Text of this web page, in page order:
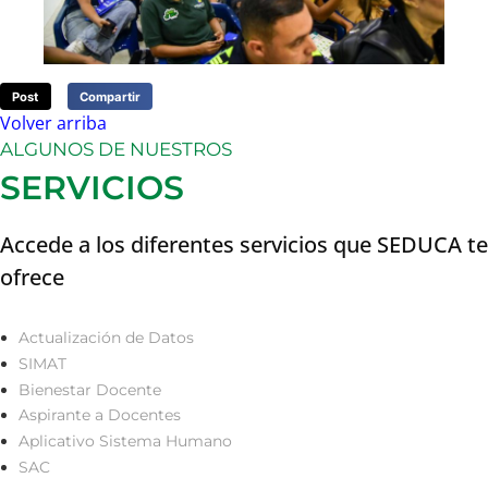
Post Compartir
Volver arriba
ALGUNOS DE NUESTROS
SERVICIOS
Accede a los diferentes servicios que SEDUCA te
ofrece
Actualización de Datos
SIMAT
Bienestar Docente
Aspirante a Docentes
Aplicativo Sistema Humano
SAC